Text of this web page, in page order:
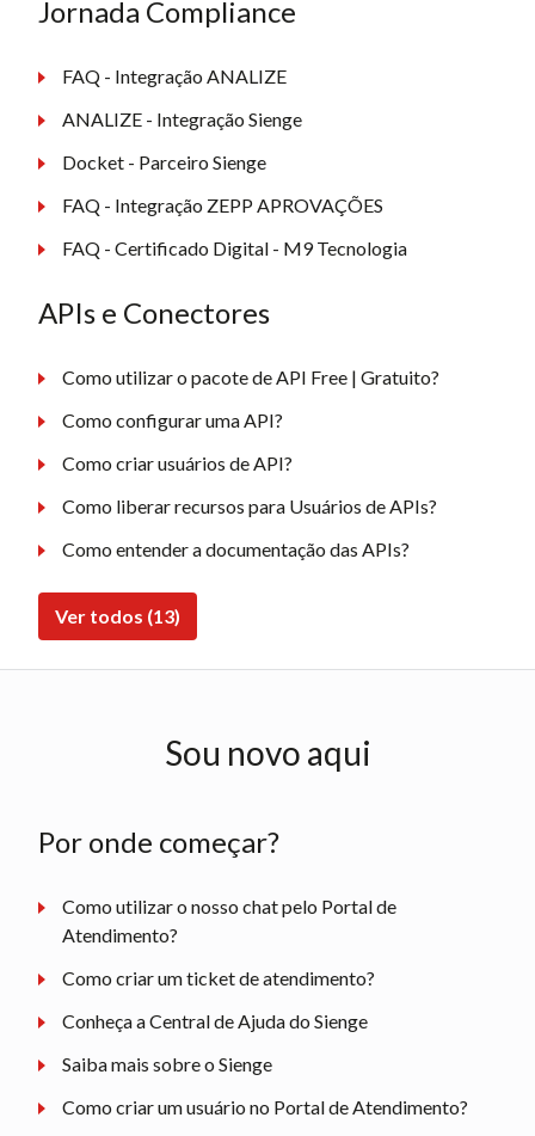
Jornada Compliance
FAQ - Integração ANALIZE
ANALIZE - Integração Sienge
Docket - Parceiro Sienge
FAQ - Integração ZEPP APROVAÇÕES
FAQ - Certificado Digital - M9 Tecnologia
APIs e Conectores
Como utilizar o pacote de API Free | Gratuito?
Como configurar uma API?
Como criar usuários de API?
Como liberar recursos para Usuários de APIs?
Como entender a documentação das APIs?
Ver todos (13)
Sou novo aqui
Por onde começar?
Como utilizar o nosso chat pelo Portal de
Atendimento?
Como criar um ticket de atendimento?
Conheça a Central de Ajuda do Sienge
Saiba mais sobre o Sienge
Como criar um usuário no Portal de Atendimento?